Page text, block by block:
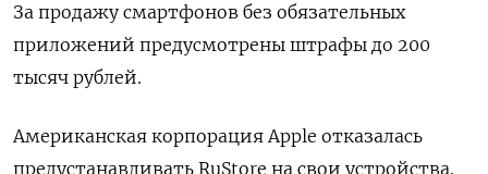
За продажу смартфонов без обязательных
приложений предусмотрены штрафы до 200
тысяч рублей.
Американская корпорацияApple отказалась
предустанавливать RuStore на свои устройства.